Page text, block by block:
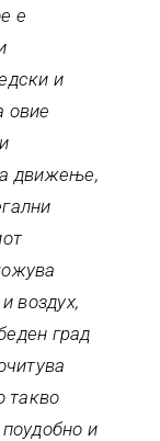
е
и
овие
движење,
воздух,
град
такво
и